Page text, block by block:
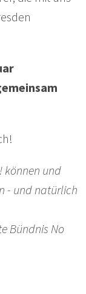
können und
- und natürlich
Bündnis No